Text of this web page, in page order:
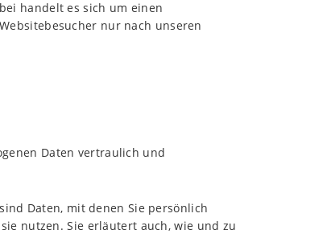
handelt es sich um einen
nur nach unseren
Daten vertraulich und
Daten, mit denen Sie persönlich
nutzen. Sie erläutert auch, wie und zu